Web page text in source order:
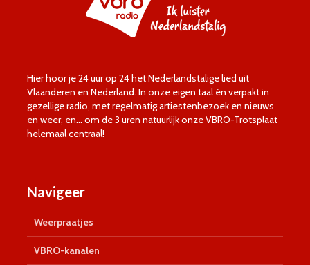
Hier hoor je 24 uur op 24 het Nederlandstalige lied uit
Vlaanderen en Nederland. In onze eigen taal én verpakt in
gezellige radio, met regelmatig artiestenbezoek en nieuws
en weer, en… om de 3 uren natuurlijk onze VBRO-Trotsplaat
helemaal centraal!
Navigeer
Weerpraatjes
VBRO-kanalen